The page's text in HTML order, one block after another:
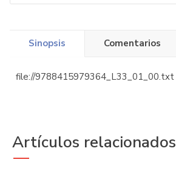
Sinopsis Comentarios
file://9788415979364_L33_01_00.txt
Artículos relacionados